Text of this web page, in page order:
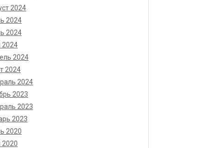
2024
2024
2024
2024
2024
2024
2024
2023
2023
2023
2020
2020